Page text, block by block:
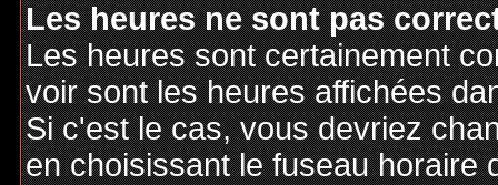
Les heures ne sont pas
Les heures sont certainement
voir sont les heures affichées
Si c'est le cas, vous devriez
en choisissant le fuseau horaire